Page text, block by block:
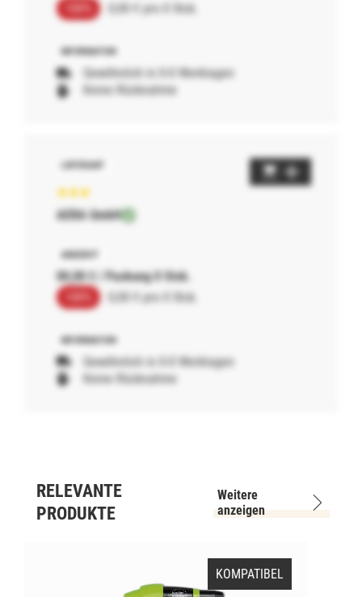
0,00 € pro 0 Stck.
Gewöhnlich in 0-0 Werktagen
Keine Rücknahme
AERA GmbH
00,00 € / Packung 0 Stck.
0,00 € pro 0 Stck.
Gewöhnlich in 0-0 Werktagen
Keine Rücknahme
RELEVANTE
PRODUKTE
Weitere
anzeigen
KOMPATIBEL